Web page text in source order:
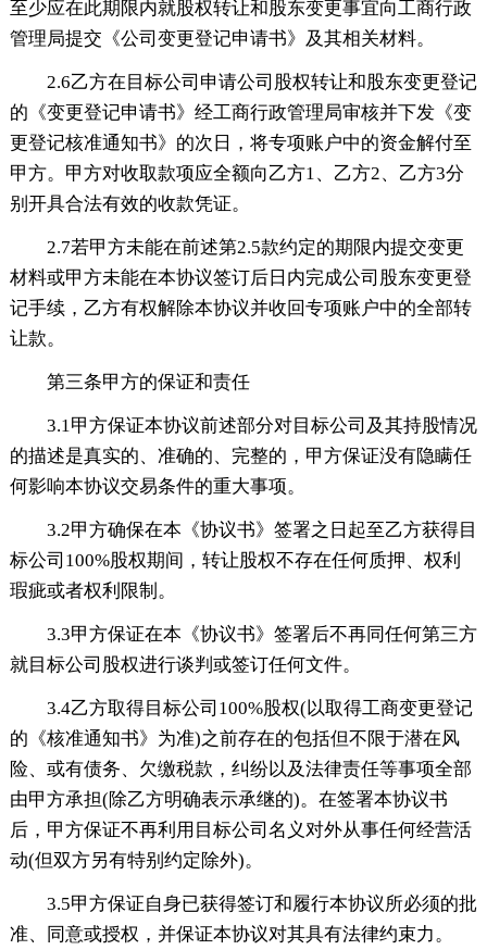
至少应在此期限内就股权转让和股东变更事宜向工商行政
管理局提交《公司变更登记申请书》及其相关材料。
2.6乙方在目标公司申请公司股权转让和股东变更登记
的《变更登记申请书》经工商行政管理局审核并下发《变
更登记核准通知书》的次日，将专项账户中的资金解付至
甲方。甲方对收取款项应全额向乙方1、乙方2、乙方3分
别开具合法有效的收款凭证。
2.7若甲方未能在前述第2.5款约定的期限内提交变更
材料或甲方未能在本协议签订后日内完成公司股东变更登
记手续，乙方有权解除本协议并收回专项账户中的全部转
让款。
第三条甲方的保证和责任
3.1甲方保证本协议前述部分对目标公司及其持股情况
的描述是真实的、准确的、完整的，甲方保证没有隐瞒任
何影响本协议交易条件的重大事项。
3.2甲方确保在本《协议书》签署之日起至乙方获得目
标公司100%股权期间，转让股权不存在任何质押、权利
瑕疵或者权利限制。
3.3甲方保证在本《协议书》签署后不再同任何第三方
就目标公司股权进行谈判或签订任何文件。
3.4乙方取得目标公司100%股权(以取得工商变更登记
的《核准通知书》为准)之前存在的包括但不限于潜在风
险、或有债务、欠缴税款，纠纷以及法律责任等事项全部
由甲方承担(除乙方明确表示承继的)。在签署本协议书
后，甲方保证不再利用目标公司名义对外从事任何经营活
动(但双方另有特别约定除外)。
3.5甲方保证自身已获得签订和履行本协议所必须的批
准、同意或授权，并保证本协议对其具有法律约束力。